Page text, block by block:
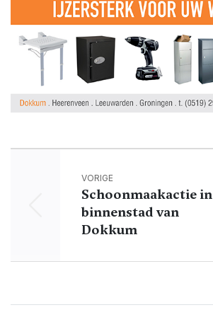
VORIGE
Schoonmaakactie in
binnenstad van
Dokkum